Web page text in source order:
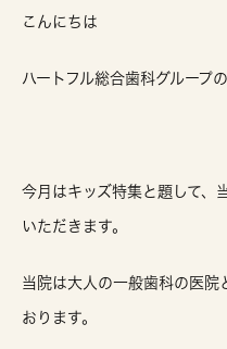
こんにちは
ハートフル総合歯科グループ
今月はキッズ特集と題して、
いただきます。
当院は大人の一般歯科の医院
おります。